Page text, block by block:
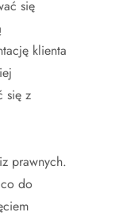
się
klienta
się z
prawnych.
do